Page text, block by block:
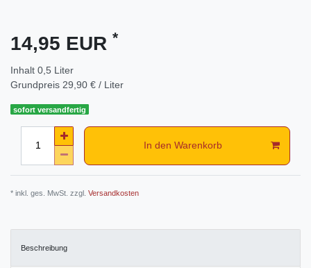
14,95 EUR *
Inhalt 0,5 Liter
Grundpreis 29,90 € / Liter
sofort versandfertig
In den Warenkorb
* inkl. ges. MwSt. zzgl. Versandkosten
Beschreibung